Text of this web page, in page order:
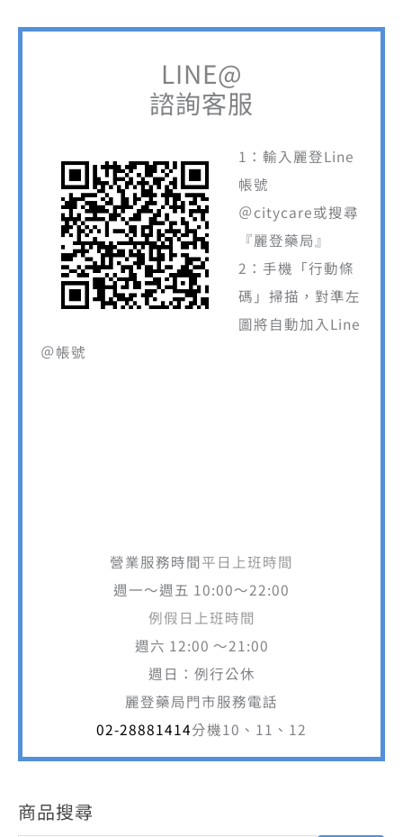
LINE@
諮詢客服
1：輸入麗登Line
帳號
＠citycare或搜尋
『麗登藥局』
2：手機「行動條
碼」掃描，對準左
圖將自動加入Line
＠帳號
營業服務時間平日上班時間
週一～週五 10:00～22:00
例假日上班時間
週六 12:00 ～21:00
週日：例行公休
麗登藥局門市服務電話
02-28881414分機10、11、12
商品搜尋